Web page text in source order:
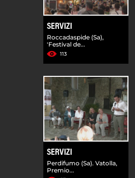
SERVIZI
Roccadaspide (Sa),
'Festival de...
113
SERVIZI
Perdifumo (Sa). Vatolla,
Premio...